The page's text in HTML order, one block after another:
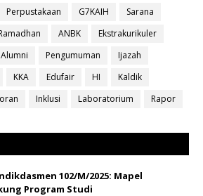
Perpustakaan G7KAIH
Sarana
ANBK
Ekstrakurikuler
Alumni Pengumuman
Ijazah
KKA Edufair HI
Kaldik
Inklusi Laboratorium Rapor
102/M/2025: Mapel
Program Studi